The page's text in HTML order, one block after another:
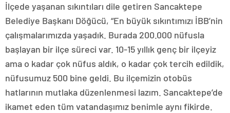
İlçede yaşanan sıkıntıları dile getiren Sancaktepe
Belediye Başkanı Döğücü, “En büyük sıkıntımızı İBB’nin
çalışmalarımızda yaşadık. Burada 200.000 nüfusla
başlayan bir ilçe süreci var. 10-15 yıllık genç bir ilçeyiz
ama o kadar çok nüfus aldık, o kadar çok tercih edildik,
nüfusumuz 500 bine geldi. Bu ilçemizin otobüs
hatlarının mutlaka düzenlenmesi lazım. Sancaktepe’de
ikamet eden tüm vatandaşımız benimle aynı fikirde.